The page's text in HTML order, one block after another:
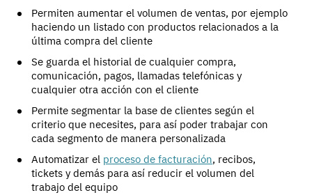
Permiten aumentar el volumen de ventas, por ejemplo
haciendo un listado con productos relacionados a la
última compra del cliente
Se guarda el historial de cualquier compra,
comunicación, pagos, llamadas telefónicas y
cualquier otra acción con el cliente
Permite segmentar la base de clientes según el
criterio que necesites, para así poder trabajar con
cada segmento de manera personalizada
Automatizar el proceso de facturación, recibos,
tickets y demás para así reducir el volumen del
trabajo del equipo